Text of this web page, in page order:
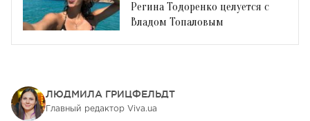
Регина Тодоренко целуется с
Владом Топаловым
ЛЮДМИЛА ГРИЦФЕЛЬДТ
Главный редактор Viva.ua